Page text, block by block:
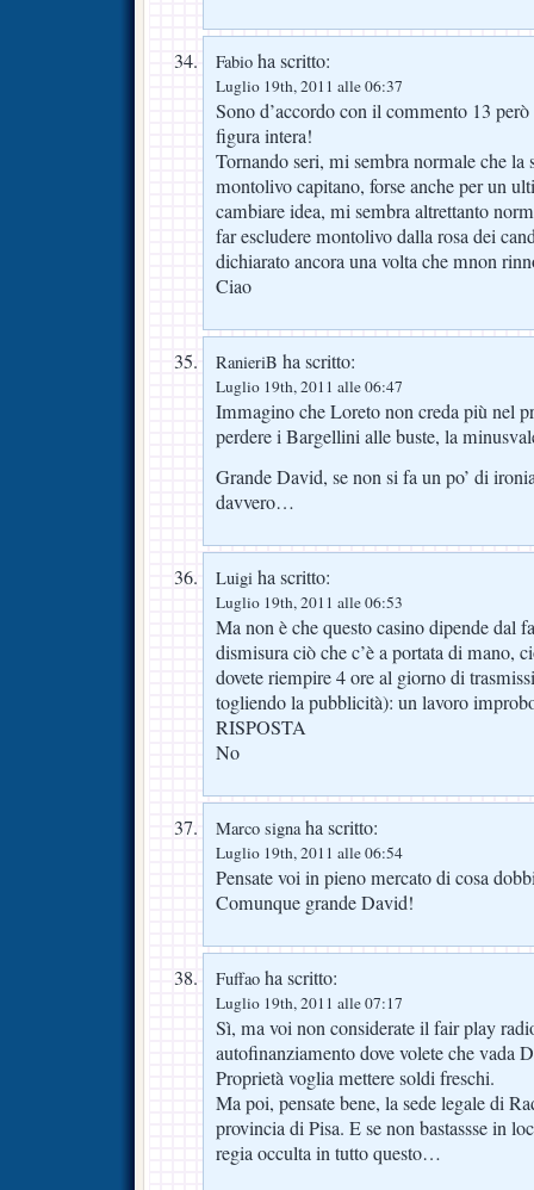
Fabio ha scritto:
Luglio 19th, 2011 alle 06:37
Sono d’accordo con il commento 13
figura intera!
Tornando seri, mi sembra normale che la
montolivo capitano, forse anche per un
cambiare idea, mi sembra altrettanto
far escludere montolivo dalla rosa dei
dichiarato ancora una volta che mnon
Ciao
RanieriB ha scritto:
Luglio 19th, 2011 alle 06:47
Immagino che Loreto non creda più nel
perdere i Bargellini alle buste, la
Grande David, se non si fa un po’ di
davvero…
Luigi ha scritto:
Luglio 19th, 2011 alle 06:53
Ma non è che questo casino dipende dal
dismisura ciò che c’è a portata di mano,
dovete riempire 4 ore al giorno di
togliendo la pubblicità): un lavoro
RISPOSTA
No
Marco signaha scritto:
Luglio 19th, 2011 alle 06:54
Pensate voi in pieno mercato di cosa
Comunque grande David!
Fuffao ha scritto:
Luglio 19th, 2011 alle 07:17
Sì, ma voi non considerate il fair play
autofinanziamento dove volete che vada
Proprietà voglia mettere soldi freschi.
Ma poi, pensate bene, la sede legale di
provincia di Pisa. E se non bastassse in
regia occulta in tutto questo…